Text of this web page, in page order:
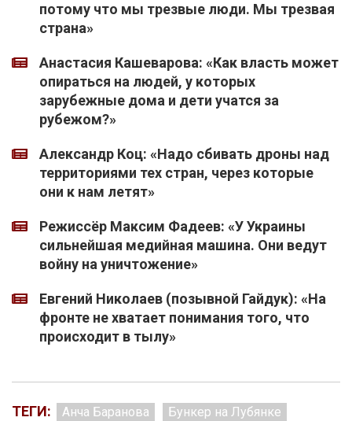
потому что мы трезвые люди. Мы трезвая
страна»
Анастасия Кашеварова: «Как власть может
опираться на людей, у которых
зарубежные дома и дети учатся за
рубежом?»
Александр Коц: «Надо сбивать дроны над
территориями тех стран, через которые
они к нам летят»
Режиссёр Максим Фадеев: «У Украины
сильнейшая медийная машина. Они ведут
войну на уничтожение»
Евгений Николаев (позывной Гайдук): «На
фронте не хватает понимания того, что
происходит в тылу»
ТЕГИ: Анча Баранова
Бункер на Лубянке